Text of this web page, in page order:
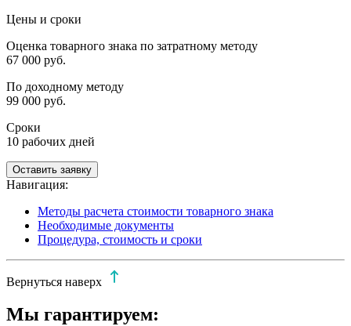
Цены и сроки
Оценка товарного знака по затратному методу
67 000 руб.
По доходному методу
99 000 руб.
Сроки
10 рабочих дней
Оставить заявку
Навигация:
Методы расчета стоимости товарного знака
Необходимые документы
Процедура, стоимость и сроки
Вернуться наверх
Мы гарантируем: